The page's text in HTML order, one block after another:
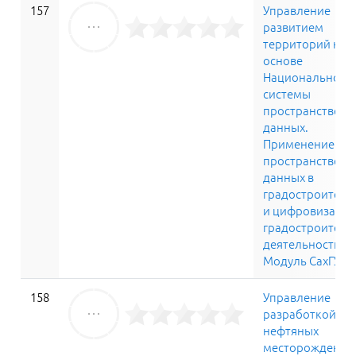
157
Управление
развитием
территорий на
основе
Национальной
системы
данных.
Применение
данных в
и цифровизация
деятельности.
Модуль СахГУ
158
Управление
разработкой
нефтяных
месторождений